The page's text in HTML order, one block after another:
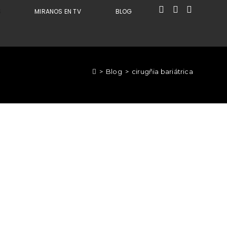
MIRANOS EN TV BLOG
> Blog > cirugñia bariátrica